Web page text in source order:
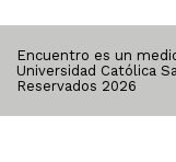
Encuentro es un
Universidad Católica
Reservados 2026